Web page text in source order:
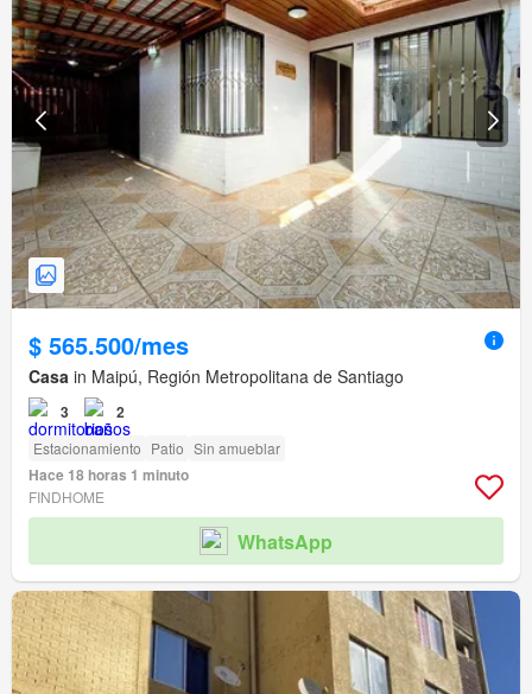
$ 565.500/mes
Casa in Maipú, Región Metropolitana de Santiago
3 2
Estacionamiento Patio Sin amueblar
Hace 18 horas 1 minuto
FINDHOME
WhatsApp